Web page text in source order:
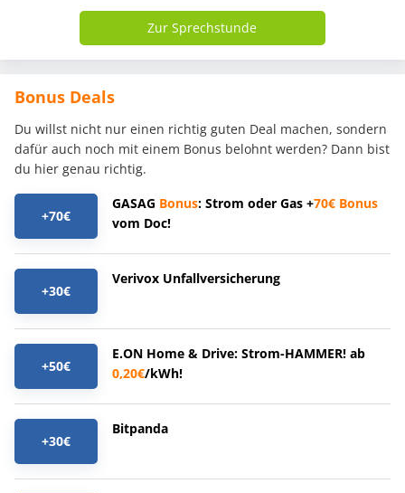
Zur Sprechstunde
Bonus Deals
Du willst nicht nur einen richtig guten Deal machen, sondern
dafür auch noch mit einem Bonus belohnt werden? Dann bist
du hier genau richtig.
+70€
GASAG Bonus: Strom oder Gas +70€ Bonus
vom Doc!
+30€
Verivox Unfallversicherung
+50€
E.ON Home & Drive: Strom-HAMMER! ab
0,20€/kWh!
+30€
Bitpanda